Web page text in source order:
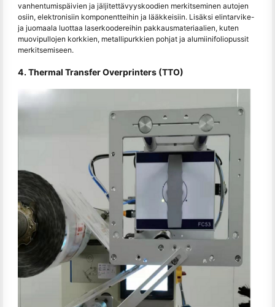
vanhentumispäivien ja jäljitettävyyskoodien merkitseminen autojen
osiin, elektronisiin komponentteihin ja lääkkeisiin. Lisäksi elintarvike-
ja juomaala luottaa laserkoodereihin pakkausmateriaalien, kuten
muovipullojen korkkien, metallipurkkien pohjat ja alumiinifoliopussit
merkitsemiseen.
4. Thermal Transfer Overprinters (TTO)